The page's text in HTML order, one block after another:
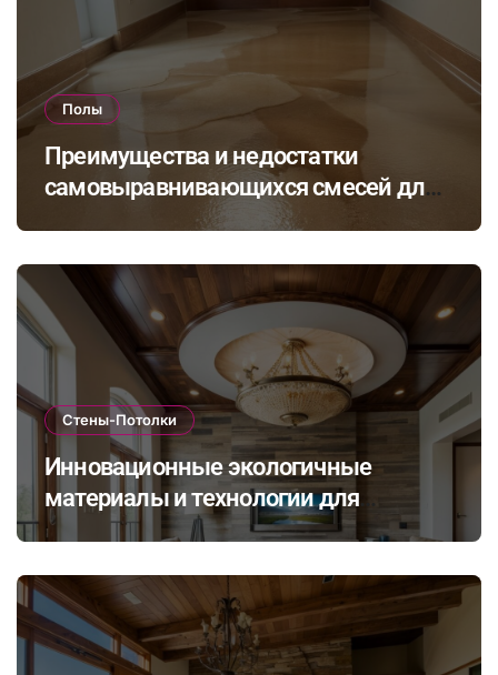
Полы
Преимущества и недостатки
самовыравнивающихся смесей для
стяжки: как выбрать подходящий
Стены-Потолки
Инновационные экологичные
материалы и технологии для
стильной и долговечной отделки